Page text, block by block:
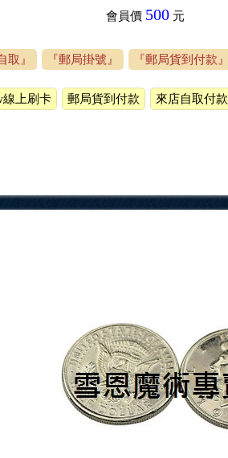
會員價 500元
取』 『郵局掛號』 『郵局貨到付款』
線上刷卡 郵局貨到付款 來店自取付款